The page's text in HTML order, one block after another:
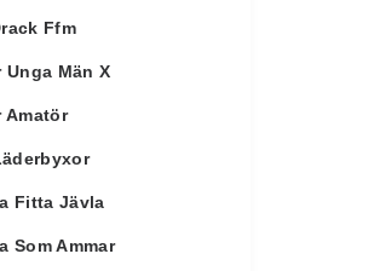
Ffm
Män X
Amatör
Fitta Jävla
Som Ammar